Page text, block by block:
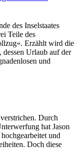
des Inselstaates
Teile des
Erzählt wird die
Urlaub auf der
und
Durch
hat Jason
und
Doch diese